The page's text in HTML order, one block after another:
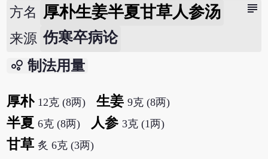
subject
方名 厚朴生姜半夏甘草人参汤
来源 伤寒卒病论
bubble_chart 制法用量
厚朴 12克 (8两) 生姜 9克 (8两)
半夏 6克 (8两) 人参 3克 (1两)
甘草 炙 6克 (3两)